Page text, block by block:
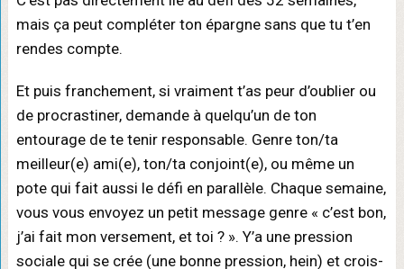
mais ça peut compléter ton épargne sans que tu t’en
rendes compte.
Et puis franchement, si vraiment t’as peur d’oublier ou
de procrastiner, demande à quelqu’un de ton
entourage de te tenir responsable. Genre ton/ta
meilleur(e) ami(e), ton/ta conjoint(e), ou même un
pote qui fait aussi le défi en parallèle. Chaque semaine,
vous vous envoyez un petit message genre « c’est bon,
j’ai fait mon versement, et toi ? ». Y’a une pression
sociale qui se crée (une bonne pression, hein) et crois-